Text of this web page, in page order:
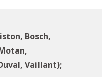
Bosch,
Vaillant);